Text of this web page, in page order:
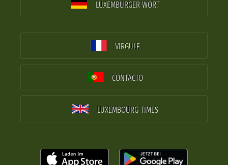
LUXEMBURGER WORT
VIRGULE
CONTACTO
LUXEMBOURG TIMES